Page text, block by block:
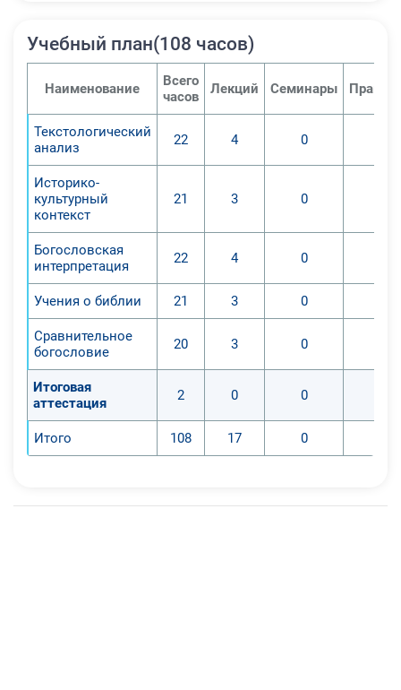
Учебный план(108 часов)
Наименование
Всего
часов
Лекций Семинары
Текстологический
анализ
22 4 0
Историко-
культурный
контекст
21 3 0
Богословская
интерпретация
22 4 0
Учения о библии 21 3 0
Сравнительное
богословие
20 3 0
Итоговая
аттестация
2 0 0
Итого 108 17 0